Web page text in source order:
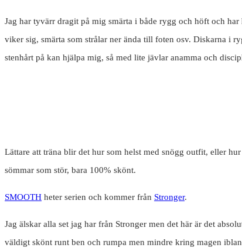
Jag har tyvärr dragit på mig smärta i både rygg och höft och
viker sig, smärta som strålar ner ända till foten osv. Diskarna i
stenhårt på kan hjälpa mig, så med lite jävlar anamma och
Lättare att träna blir det hur som helst med snögg outfit, eller
sömmar som stör, bara 100% skönt.
SMOOTH heter serien och kommer från Stronger.
Jag älskar alla set jag har från Stronger men det här är det
väldigt skönt runt ben och rumpa men mindre kring magen